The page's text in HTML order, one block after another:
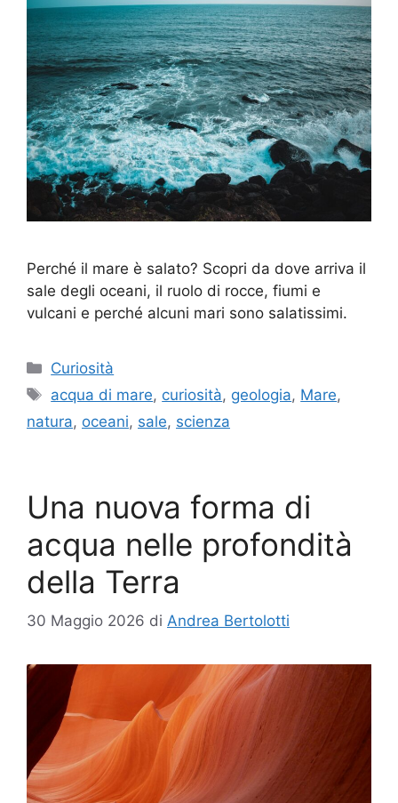
Perché il mare è salato? Scopri da dove arriva il
sale degli oceani, il ruolo di rocce, fiumi e
vulcani e perché alcuni mari sono salatissimi.
Categorie
Curiosità
Tag
acqua di mare, curiosità, geologia, Mare,
natura, oceani, sale, scienza
Una nuova forma di
acqua nelle profondità
della Terra
30 Maggio 2026 di Andrea Bertolotti